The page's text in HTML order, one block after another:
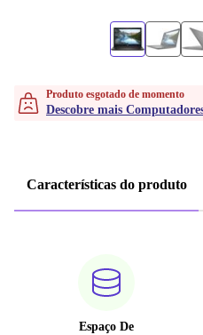
Produto esgotado de momento
Descobre mais
Características do produto
Espaço De